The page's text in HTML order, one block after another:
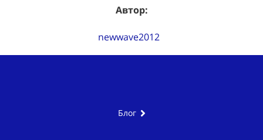
Автор:
newwave2012
Блог